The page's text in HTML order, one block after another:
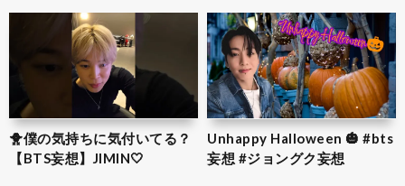
🐥僕の気持ちに気付いてる？
【BTS妄想】JIMIN‎🤍
Unhappy Halloween 🎃 #bts
妄想 #ジョングク妄想